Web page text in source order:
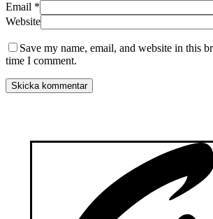
Email *
Website
Save my name, email, and website in this
time I comment.